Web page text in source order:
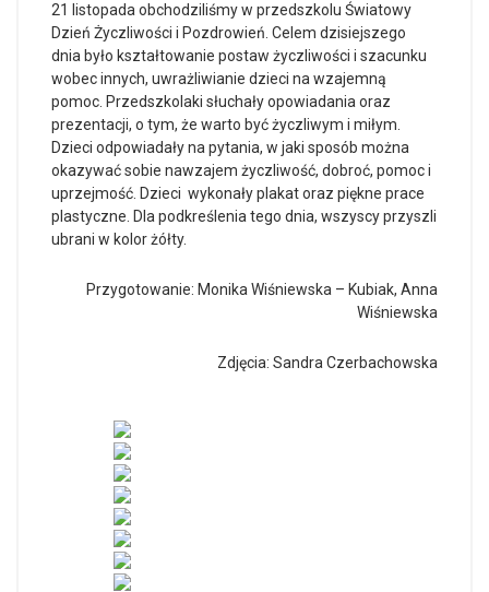
21 listopada obchodziliśmy w przedszkolu Światowy
Dzień Życzliwości i Pozdrowień. Celem dzisiejszego
dnia było kształtowanie postaw życzliwości i szacunku
wobec innych, uwrażliwianie dzieci na wzajemną
pomoc. Przedszkolaki słuchały opowiadania oraz
prezentacji, o tym, że warto być życzliwym i miłym.
Dzieci odpowiadały na pytania, w jaki sposób można
okazywać sobie nawzajem życzliwość, dobroć, pomoc i
uprzejmość. Dzieci wykonały plakat oraz piękne prace
plastyczne. Dla podkreślenia tego dnia, wszyscy przyszli
ubrani w kolor żółty.
Przygotowanie: Monika Wiśniewska – Kubiak, Anna
Wiśniewska
Zdjęcia: Sandra Czerbachowska